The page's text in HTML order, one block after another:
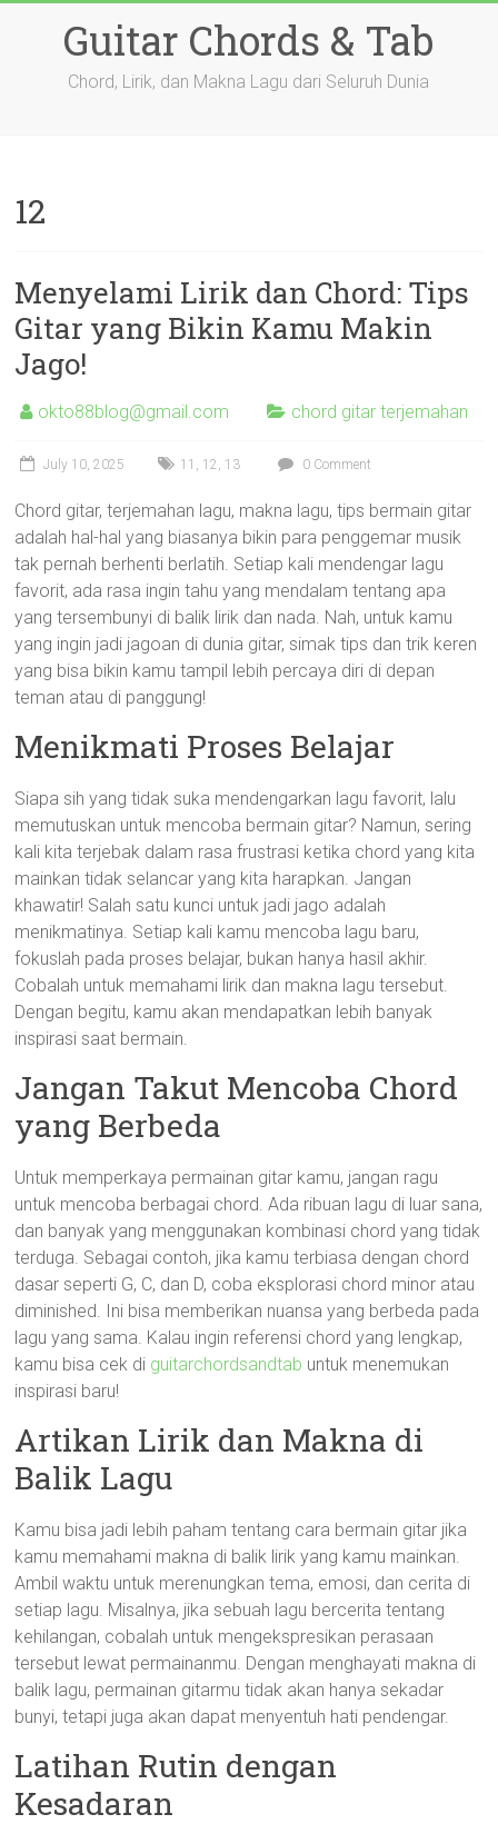
Guitar Chords & Tab
Chord, Lirik, dan Makna Lagu dari Seluruh Dunia
12
Menyelami Lirik dan Chord: Tips
Gitar yang Bikin Kamu Makin
Jago!
okto88blog@gmail.com chord gitar terjemahan
July 10, 2025 11 , 12 , 13 0 Comment
Chord gitar, terjemahan lagu, makna lagu, tips bermain gitar
adalah hal-hal yang biasanya bikin para penggemar musik
tak pernah berhenti berlatih. Setiap kali mendengar lagu
favorit, ada rasa ingin tahu yang mendalam tentang apa
yang tersembunyi di balik lirik dan nada. Nah, untuk kamu
yang ingin jadi jagoan di dunia gitar, simak tips dan trik keren
yang bisa bikin kamu tampil lebih percaya diri di depan
teman atau di panggung!
Menikmati Proses Belajar
Siapa sih yang tidak suka mendengarkan lagu favorit, lalu
memutuskan untuk mencoba bermain gitar? Namun, sering
kali kita terjebak dalam rasa frustrasi ketika chord yang kita
mainkan tidak selancar yang kita harapkan. Jangan
khawatir! Salah satu kunci untuk jadi jago adalah
menikmatinya. Setiap kali kamu mencoba lagu baru,
fokuslah pada proses belajar, bukan hanya hasil akhir.
Cobalah untuk memahami lirik dan makna lagu tersebut.
Dengan begitu, kamu akan mendapatkan lebih banyak
inspirasi saat bermain.
Jangan Takut Mencoba Chord
yang Berbeda
Untuk memperkaya permainan gitar kamu, jangan ragu
untuk mencoba berbagai chord. Ada ribuan lagu di luar sana,
dan banyak yang menggunakan kombinasi chord yang tidak
terduga. Sebagai contoh, jika kamu terbiasa dengan chord
dasar seperti G, C, dan D, coba eksplorasi chord minor atau
diminished. Ini bisa memberikan nuansa yang berbeda pada
lagu yang sama. Kalau ingin referensi chord yang lengkap,
kamu bisa cek di guitarchordsandtab untuk menemukan
inspirasi baru!
Artikan Lirik dan Makna di
Balik Lagu
Kamu bisa jadi lebih paham tentang cara bermain gitar jika
kamu memahami makna di balik lirik yang kamu mainkan.
Ambil waktu untuk merenungkan tema, emosi, dan cerita di
setiap lagu. Misalnya, jika sebuah lagu bercerita tentang
kehilangan, cobalah untuk mengekspresikan perasaan
tersebut lewat permainanmu. Dengan menghayati makna di
balik lagu, permainan gitarmu tidak akan hanya sekadar
bunyi, tetapi juga akan dapat menyentuh hati pendengar.
Latihan Rutin dengan
Kesadaran